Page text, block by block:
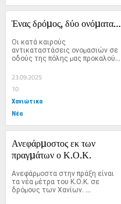
Ένας δρόµος, δύο ονόµατα…
Οι κατά καιρούς
αντικαταστάσεις ονοµασιών σε
οδούς της πόλης µας προκαλούν
πολλές φορές παρεξηγήσεις.
Για...
23.09.2025
10
Χανιώτικα
Νέα
Ανεφάρµοστος εκ των
πραγµάτων ο Κ.Ο.Κ.
Ανεφάρµοστα στην πράξη είναι
τα νέα µέτρα του Κ.Ο.Κ. σε
δρόµους των Χανίων.
Χαρακτηριστικό...